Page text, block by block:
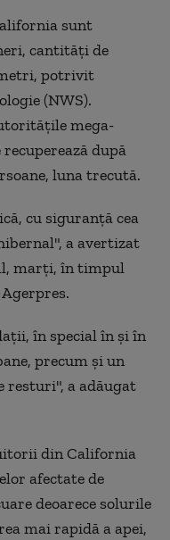
sunt
cantităţi de
potrivit
(NWS).
mega-
după
luna trecută.
cu siguranţă cea
a avertizat
marţi, în timpul
în special în şi în
precum şi un
resturi", a adăugat
din California
afectate de
deoarece solurile
mai rapidă a apei,